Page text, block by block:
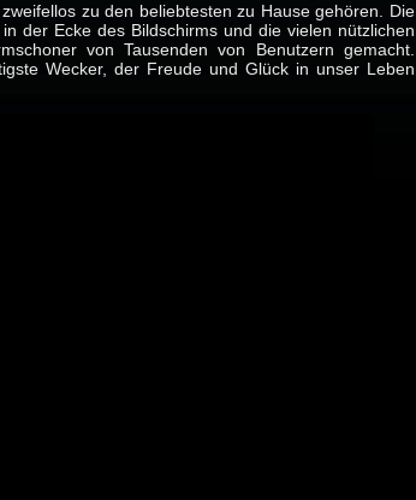
zu den beliebtesten zu Hause gehören. Die
der Ecke des Bildschirms und die vielen nützlichen
von Tausenden von Benutzern gemacht.
Wecker, der Freude und Glück in unser Leben